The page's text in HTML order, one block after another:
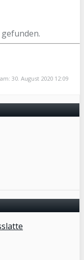
30. August 2020 12:09